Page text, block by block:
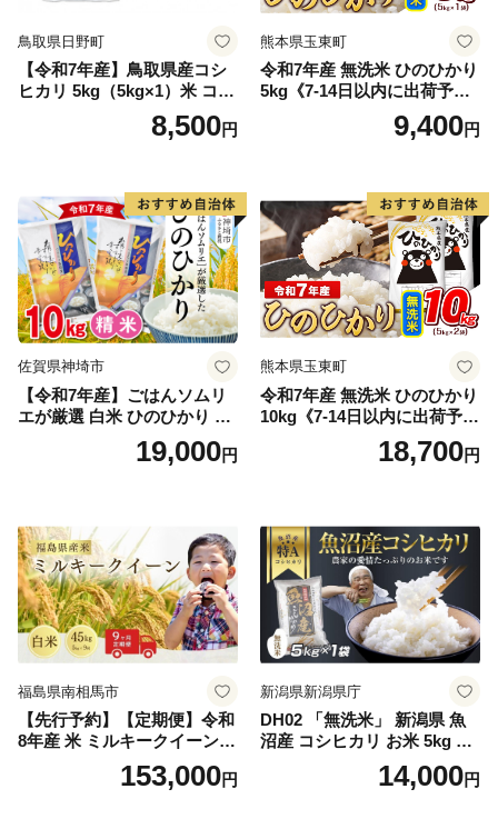
鳥取県日野町
【令和7年産】鳥取県産コシ
ヒカリ 5kg（5kg×1）米 コシ
ヒカリ こしひかり お米 白米
精米 5キロ おこめ こめ コメ
野町産 Elevation
8,500円
熊本県玉東町
令和7年産 無洗米 ひのひかり
5kg《7-14日以内に出荷予定
(土日祝除く)》コメ 米 無洗米
高レビュー｜人気米 熊本県
9,400円
佐賀県神埼市
【令和7年産】ごはんソムリ
エが厳選 白米 ひのひかり 10
米 10kg 5kg×2 ひのひかり ブ
19,000円
熊本県玉東町
令和7年産 無洗米 ひのひかり
10kg《7-14日以内に出荷予定
(土日祝除く)》コメ 米 無洗米
令和7年産 高レビュー｜人気
18,700円
福島県南相馬市
【先行予約】【定期便】令和
8年産 米 ミルキークイーン
白米 45kg (5kg×9回) | ミルキ
ークイーン 米5kg 福島 福島
153,000円
新潟県新潟県庁
DH02 「無洗米」 新潟県 魚
沼産 コシヒカリ お米 5kg こ
しひかり 精米 米（お米の美
味しい炊き方ガイド付き）
14,000円